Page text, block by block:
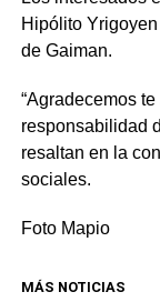
Hipólito
de Gaiman.
“Agradecemos
responsabilidad
resaltan en la
sociales.
Foto Mapio
MÁS NOTICIAS